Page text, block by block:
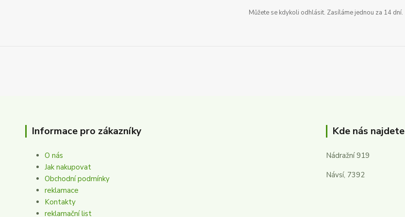
Můžete se kdykoli odhlásit. Zasíláme jednou za 14 dní.
Informace pro zákazníky
O nás
Jak nakupovat
Obchodní podmínky
reklamace
Kontakty
reklamační list
Kde nás najdete
Nádražní 919
Návsí, 7392